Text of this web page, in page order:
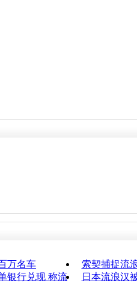
万名车
索契捕捉流
银行兑现 称流
日本流浪汉